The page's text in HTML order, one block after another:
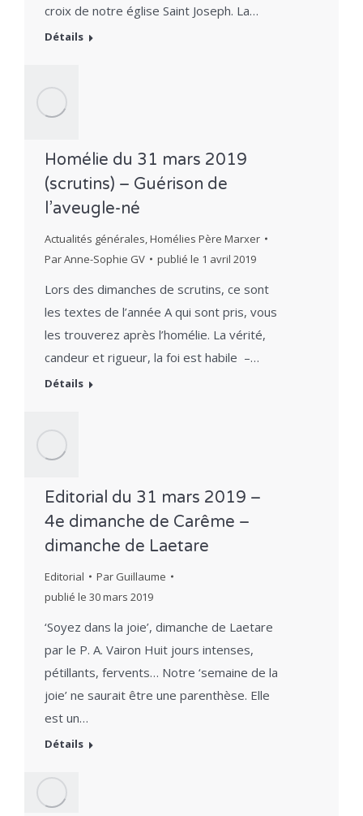
croix de notre église Saint Joseph. La…
Détails
Homélie du 31 mars 2019
(scrutins) – Guérison de
l’aveugle-né
Actualités générales,Homélies Père Marxer
ParAnne-Sophie GV publié le 1 avril 2019
Lors des dimanches de scrutins, ce sont
les textes de l’année A qui sont pris, vous
les trouverez après l’homélie. La vérité,
candeur et rigueur, la foi est habile –…
Détails
Editorial du 31 mars 2019 –
4e dimanche de Carême –
dimanche de Laetare
Editorial Par Guillaume
publié le 30 mars 2019
‘Soyez dans la joie’, dimanche de Laetare
par le P. A. Vairon Huit jours intenses,
pétillants, fervents… Notre ‘semaine de la
joie’ ne saurait être une parenthèse. Elle
est un…
Détails